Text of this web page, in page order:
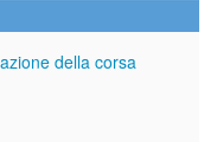
della corsa